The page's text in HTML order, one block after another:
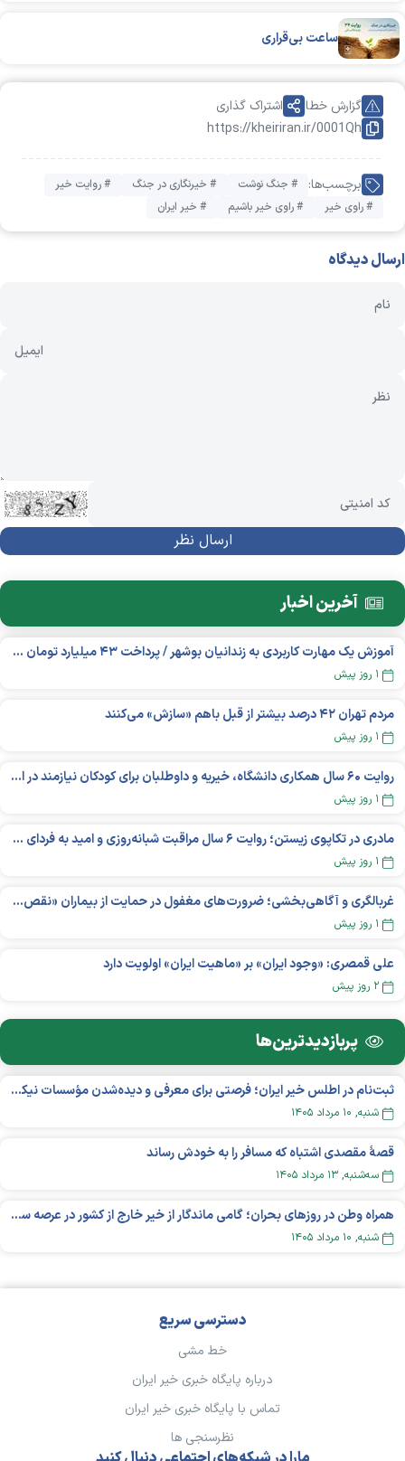
ساعت بی‌قراری
https://kheiriran.ir/0001Qh
گزارش خطا اشتراک گذاری
برچسب‌ها: # جنگ نوشت # خیرنگاری در جنگ
# روایت خیر
# راوی خیر
# راوی خیر باشیم # خیر ایران
ارسال دیدگاه
آخرین اخبار
آموزش یک مهارت کاربردی به زندانیان بوشهر / پرداخت ۴۳ میلیارد تومان تسهیلات خوداشتغالی
۱ روز پیش
مردم تهران ۴۲ درصد بیشتر از قبل باهم «سازش» می‌کنند
۱ روز پیش
روایت ۶۰ سال همکاری دانشگاه، خیریه و داوطلبان برای کودکان نیازمند در استرالیا
۱ روز پیش
مادری در تکاپوی زیستن؛ روایت ۶ سال مراقبت شبانه‌روزی و امید به فردای «نورا»
۱ روز پیش
غربالگری و آگاهی‌بخشی؛ ضرورت‌های مغفول در حمایت از بیماران «نقص ایمنی اولیه»
۱ روز پیش
علی قمصری: «وجود ایران» بر «ماهیت ایران» اولویت دارد
۲ روز پیش
پربازدید‌ترین‌ها
ثبت‌نام در اطلس خیر ایران؛ فرصتی برای معرفی و دیده‌شدن مؤسسات نیکوکاری
شنبه, ۱۰ مرداد ۱۴۰۵
قصهٔ مقصدی اشتباه که مسافر را به خودش رساند
سه‌شنبه, ۱۳ مرداد ۱۴۰۵
همراه وطن در روزهای بحران؛ گامی ماندگار از خیر خارج از کشور در عرصه سلامت
شنبه, ۱۰ مرداد ۱۴۰۵
دسترسی سریع
خط مشی
درباره پایگاه خبری خیر ایران
تماس با پایگاه خبری خیر ایران
نظرسنجی ها